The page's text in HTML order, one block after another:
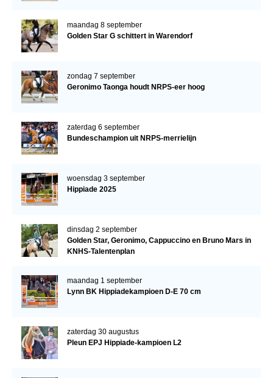
maandag 8 september
Golden Star G schittert in Warendorf
zondag 7 september
Geronimo Taonga houdt NRPS-eer hoog
zaterdag 6 september
Bundeschampion uit NRPS-merrielijn
woensdag 3 september
Hippiade 2025
dinsdag 2 september
Golden Star, Geronimo, Cappuccino en Bruno Mars in
KNHS-Talentenplan
maandag 1 september
Lynn BK Hippiadekampioen D-E 70 cm
zaterdag 30 augustus
Pleun EPJ Hippiade-kampioen L2